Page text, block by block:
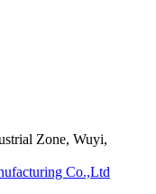
Zone, Wuyi,